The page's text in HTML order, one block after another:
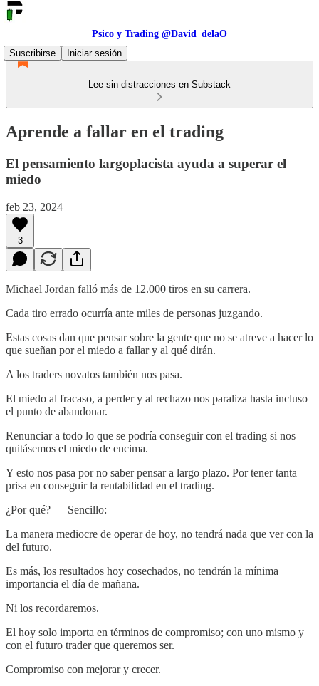
Psico y Trading @David_delaO
Suscribirse
Iniciar sesión
Lee sin distracciones en Substack
Aprende a fallar en el trading
El pensamiento largoplacista ayuda a superar el
miedo
feb 23, 2024
3
Michael Jordan falló más de 12.000 tiros en su carrera.
Cada tiro errado ocurría ante miles de personas juzgando.
Estas cosas dan que pensar sobre la gente que no se atreve a hacer lo
que sueñan por el miedo a fallar y al qué dirán.
A los traders novatos también nos pasa.
El miedo al fracaso, a perder y al rechazo nos paraliza hasta incluso
el punto de abandonar.
Renunciar a todo lo que se podría conseguir con el trading si nos
quitásemos el miedo de encima.
Y esto nos pasa por no saber pensar a largo plazo. Por tener tanta
prisa en conseguir la rentabilidad en el trading.
¿Por qué? — Sencillo:
La manera mediocre de operar de hoy, no tendrá nada que ver con la
del futuro.
Es más, los resultados hoy cosechados, no tendrán la mínima
importancia el día de mañana.
Ni los recordaremos.
El hoy solo importa en términos de compromiso; con uno mismo y
con el futuro trader que queremos ser.
Compromiso con mejorar y crecer.